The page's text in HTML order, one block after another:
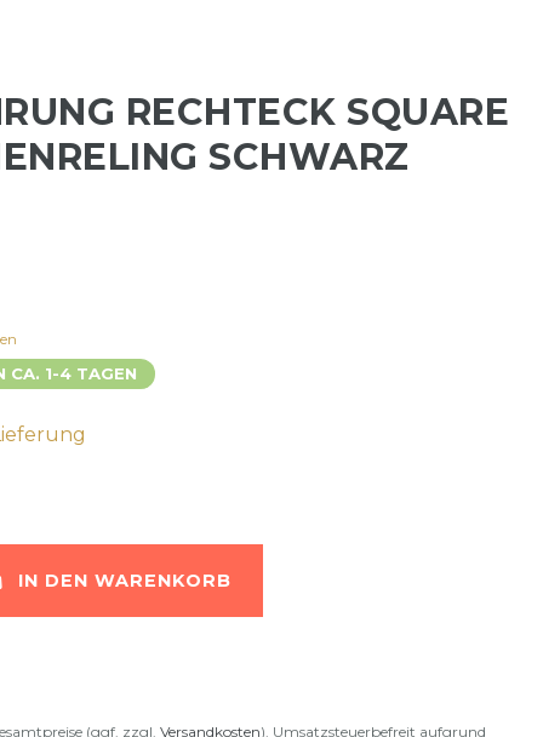
RECHTECK SQUARE
SCHWARZ
CA. 1-4 TAGEN
IN DEN WARENKORB
(ggf. zzgl. Versandkosten). Umsatzsteuerbefreit aufgrund